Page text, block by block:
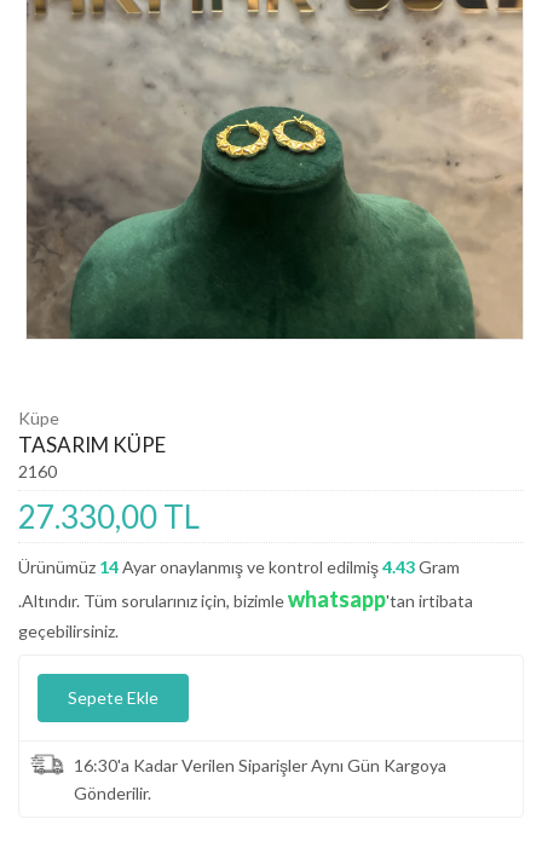
Küpe
TASARIM KÜPE
2160
27.330,00 TL
Ürünümüz 14Ayar onaylanmış ve kontrol edilmiş4.43Gram
.Altındır. Tüm sorularınız için, bizimlewhatsapp'tan irtibata
geçebilirsiniz.
Sepete Ekle
16:30'a Kadar Verilen Siparişler Aynı Gün Kargoya
Gönderilir.